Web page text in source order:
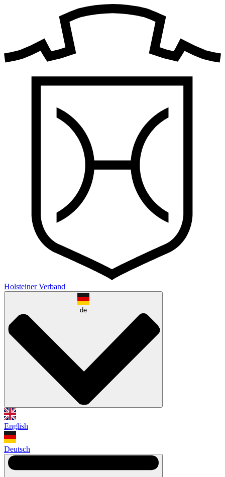
Holsteiner Verband
de
English
Deutsch